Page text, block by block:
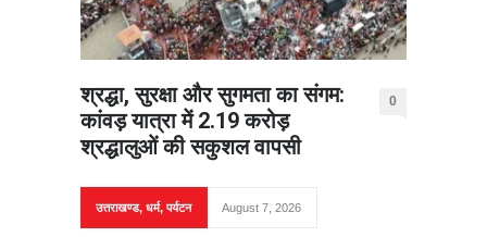
श्रद्धा, सुरक्षा और सुगमता का संगम:
कांवड़ यात्रा में 2.19 करोड़
श्रद्धालुओं की सकुशल वापसी
0
उत्तराखण्ड, धर्म,पर्यटन August 7, 2026